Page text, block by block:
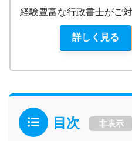
経験豊富な行政書士がご
詳しく見る
目次 非表示